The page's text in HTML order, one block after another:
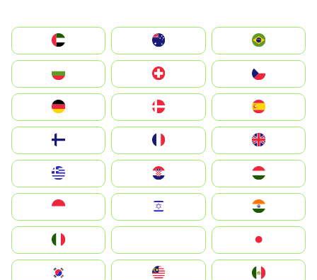
الإمارات العربية المتحدة
Switzerland
Deutschland
United Kingdom
Magyarország
South Korea